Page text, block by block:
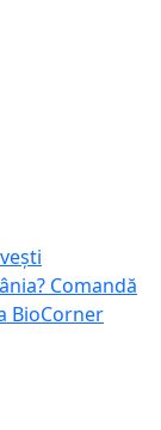
Comandă
BioCorner